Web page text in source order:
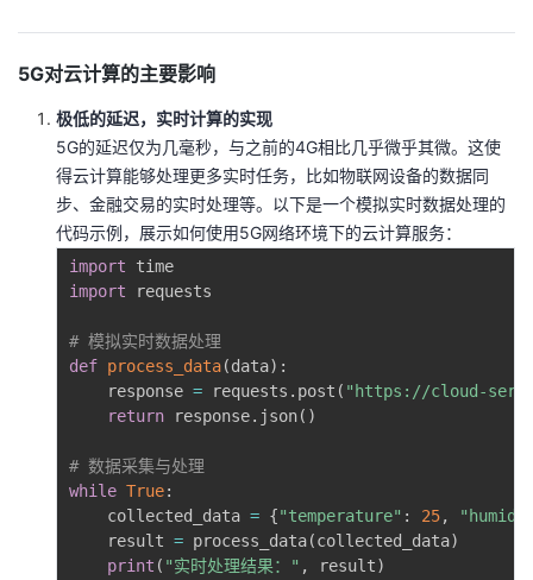
博
的
坛
我
圈
子
的
直
我
的
我
5G对云计算的主要影响
极低的延迟，实时计算的实现
5G的延迟仅为几毫秒，与之前的4G相比几乎微乎其微。这使
得云计算能够处理更多实时任务，比如物联网设备的数据同
步、金融交易的实时处理等。以下是一个模拟实时数据处理的
代码示例，展示如何使用5G网络环境下的云计算服务：
import
import requests
# 模拟实时数据处理
def process_data(data) :
    response
= requests . post ( "https://cloud-
return response. json( )
# 数据采集与处理
while True:
    collected_data
= {"temperature" : 25,
    result
= process_data(collected_data)
print ( "实时处理结果：" , result)